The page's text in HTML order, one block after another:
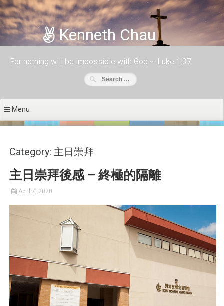
Skip to content
Kenneth Chau
For nothing will be impossible with God ~ Luke 1:37
Menu
Category: 主日崇拜
主日崇拜後感 – 終極的隔離
April 7, 2020